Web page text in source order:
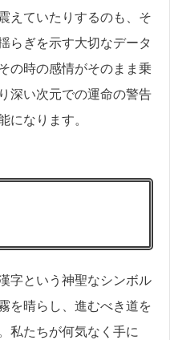
えていたりするのも、そ
らぎを示す大切なデータ
の時の感情がそのまま乗
深い次元での運命の警告
になります。
字という神聖なシンボル
を晴らし、進むべき道を
私たちが何気なく手に